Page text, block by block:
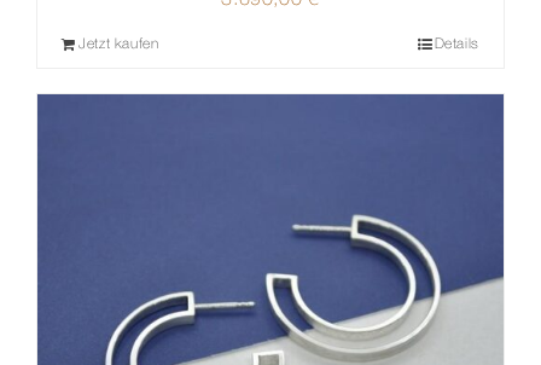
Jetzt kaufen Details